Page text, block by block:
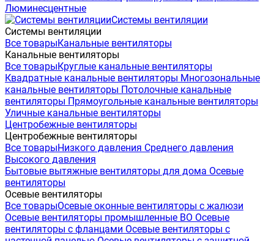
Люминесцентные
Системы вентиляции
Системы вентиляции
Все товарыКанальные вентиляторы
Канальные вентиляторы
Все товарыКруглые канальные вентиляторы
Квадратные канальные вентиляторы Многозональные
канальные вентиляторы Потолочные канальные
вентиляторы Прямоугольные канальные вентиляторы
Уличные канальные вентиляторы
Центробежные вентиляторы
Центробежные вентиляторы
Все товарыНизкого давления Среднего давления
Высокого давления
Бытовые вытяжные вентиляторы для дома Осевые
вентиляторы
Осевые вентиляторы
Все товарыОсевые оконные вентиляторы с жалюзи
Осевые вентиляторы промышленные ВО Осевые
вентиляторы с фланцами Осевые вентиляторы с